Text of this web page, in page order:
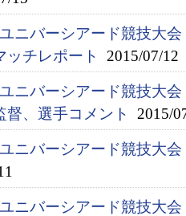
ニバーシアード競技大
ッチレポート
2015/07/12
ニバーシアード競技大
督、選手コメント
2015/
ニバーシアード競技大
ニバーシアード競技大